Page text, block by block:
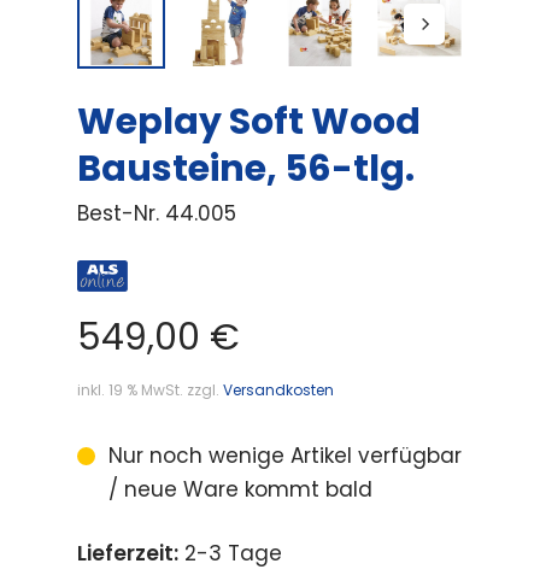
Weplay Soft Wood
Bausteine, 56-tlg.
Best-Nr. 44.005
549,00 €
inkl. 19 % MwSt. zzgl. Versandkosten
Nur noch wenige Artikel verfügbar
/ neue Ware kommt bald
Lieferzeit: 2-3 Tage